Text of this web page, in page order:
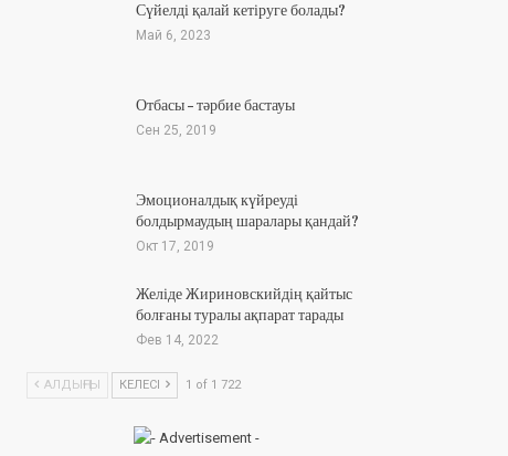
Сүйелді қалай кетіруге болады?
Май 6, 2023
Отбасы – тәрбие бастауы
Сен 25, 2019
Эмоционалдық күйреуді
болдырмаудың шаралары қандай?
Окт 17, 2019
Желіде Жириновскийдің қайтыс
болғаны туралы ақпарат тарады
Фев 14, 2022
АЛДЫҢҒЫ КЕЛЕСІ 1 of 1 722